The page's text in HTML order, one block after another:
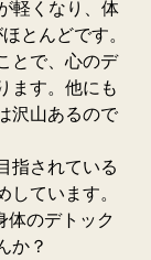
軽くなり、体
とんどです。
とで、心のデ
ます。他にも
沢山あるので
指されている
ています。
体のデトック
か？